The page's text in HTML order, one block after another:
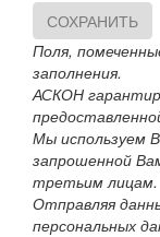
СОХРАНИТЬ
Поля,
заполнения.
АСКОН
Мы используем
запрошенной
третьим лицам.
Отправляя
персональных